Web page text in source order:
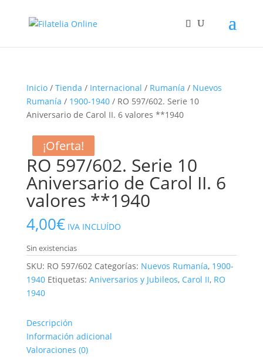
Inicio/ Tienda / Internacional / Rumanía / Nuevos
Rumanía / 1900-1940/ RO 597/602. Serie 10
Aniversario de Carol II. 6 valores **1940
RO 597/602. Serie 10
Aniversario de Carol II. 6
valores **1940
4,00€ IVA INCLUÍDO
Sin existencias
SKU: RO 597/602 Categorías: Nuevos Rumanía, 1900-
1940 Etiquetas: Aniversarios y Jubileos, Carol II, RO
1940
Descripción
Información adicional
Valoraciones (0)
¡Oferta!
¡Oferta!